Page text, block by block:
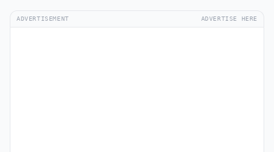
ADVERTISEMENT ADVERTISE HERE